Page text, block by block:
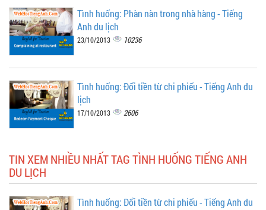
Tình huống: Phàn nàn trong nhà hàng - Tiếng
Anh du lịch
23/10/2013 10236
Tình huống: Đổi tiền từ chi phiếu - Tiếng Anh du
lịch
17/10/2013 2606
TIN XEM NHIỀU NHẤT TAG TÌNH HUỐNG TIẾNG ANH
DU LỊCH
Tình huống: Đổi tiền từ chi phiếu - Tiếng Anh du